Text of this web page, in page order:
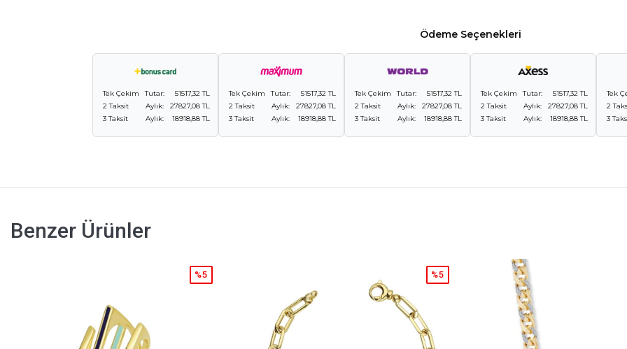
Ödeme Seçenekleri
Tek Çekim Tutar:
51517,32 TL
2 Taksit
Aylık:
27827,08 TL
3 Taksit
Aylık: 18918,88 TL
Tek Çekim Tutar:
51517,32 TL
2 Taksit
Aylık:
27827,08 TL
3 Taksit
Aylık: 18918,88 TL
Tek Çekim Tutar:
51517,32 TL
2 Taksit
Aylık:
27827,08 TL
3 Taksit
Aylık: 18918,88 TL
Tek Çekim Tutar:
51517,32 TL
2 Taksit
Aylık:
27827,08 TL
3 Taksit
Aylık: 18918,88 TL
Tek
2
3
Benzer Ürünler
%5 %5